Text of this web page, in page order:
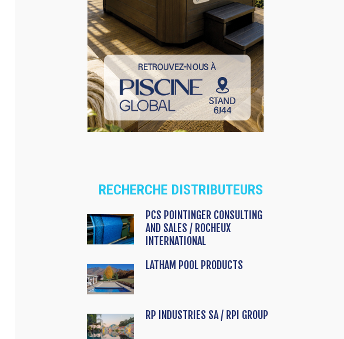
RECHERCHE DISTRIBUTEURS
PCS POINTINGER CONSULTING
AND SALES / ROCHEUX
INTERNATIONAL
LATHAM POOL PRODUCTS
RP INDUSTRIES SA / RPI GROUP